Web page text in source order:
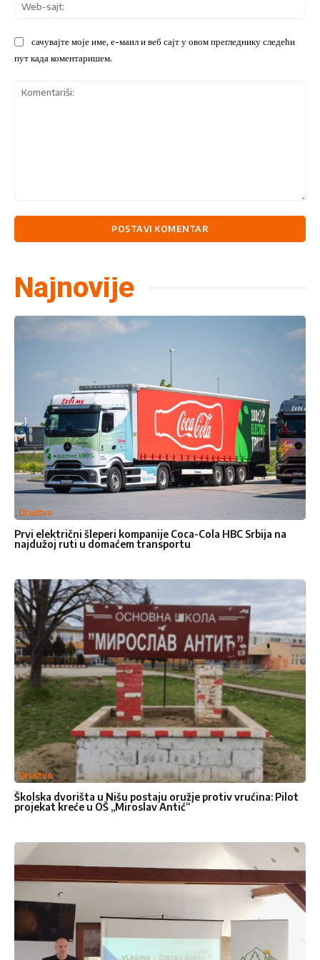
Kontakt
Pišite
nam
сачувајте моје име, е-маил и веб сајт у овом прегледнику следећи
пут када коментаришем.
Najnovije
Društvo
Prvi električni šleperi kompanije Coca-Cola HBC Srbija na
najdužoj ruti u domaćem transportu
Društvo
Školska dvorišta u Nišu postaju oružje protiv vrućina: Pilot
projekat kreće u OŠ „Miroslav Antić“